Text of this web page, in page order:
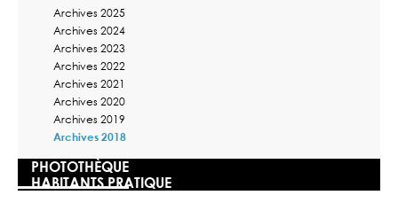
Archives 2025
Archives 2024
Archives 2023
Archives 2022
Archives 2021
Archives 2020
Archives 2019
Archives 2018
PHOTOTHÈQUE
HABITANTS PRATIQUE